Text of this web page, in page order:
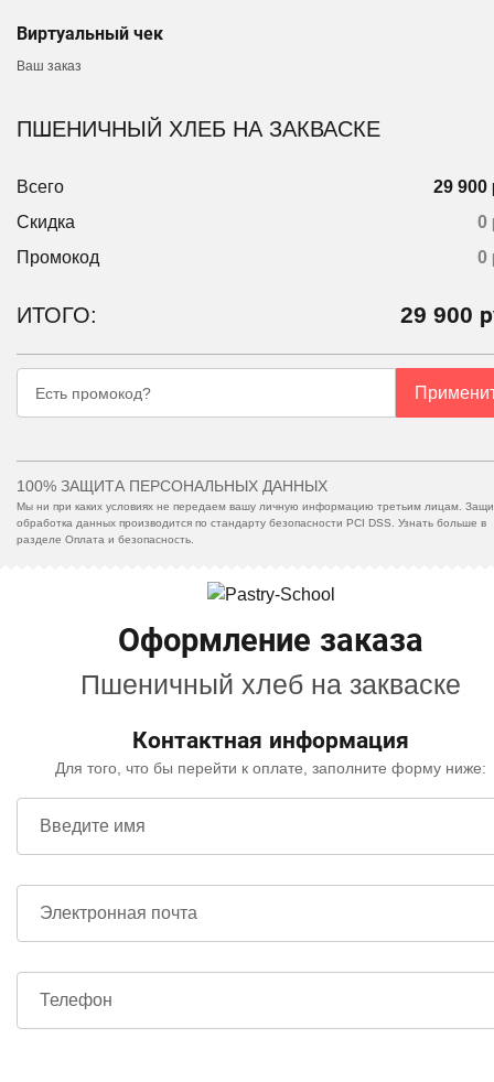
Виртуальный чек
Ваш заказ
ПШЕНИЧНЫЙ ХЛЕБ НА ЗАКВАСКЕ
Всего
29 900
Скидка
0
Промокод
0
ИТОГО: 29 900
Есть промокод?
100% ЗАЩИТА ПЕРСОНАЛЬНЫХ ДАННЫХ
Мы ни при каких условиях не передаем вашу личную информацию третьим лицам.
обработка данных производится по стандарту безопасности PCI DSS. Узнать больше в
разделе Оплата и безопасность.
Оформление заказа
Пшеничный хлеб на закваске
Контактная информация
Для того, что бы перейти к оплате, заполните форму ниже:
Введите имя
Электронная почта
Телефон